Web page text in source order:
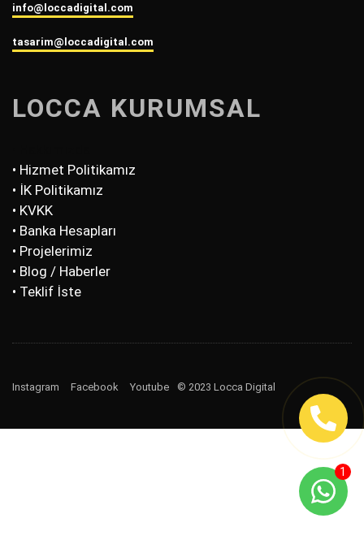
info@loccadigital.com
tasarim@loccadigital.com
LOCCA KURUMSAL
• Hizmet Politikamız
• İK Politikamız
• KVKK
• Banka Hesapları
• Projelerimiz
• Blog / Haberler
• Teklif İste
© 2023 Locca Digital
Instagram Facebook Youtube
1